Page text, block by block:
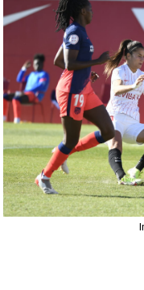
Odysseas
temporada pasada”
El Sevilla FC
fichajes
Opinión | "Carta
García
El Sevilla oficializa